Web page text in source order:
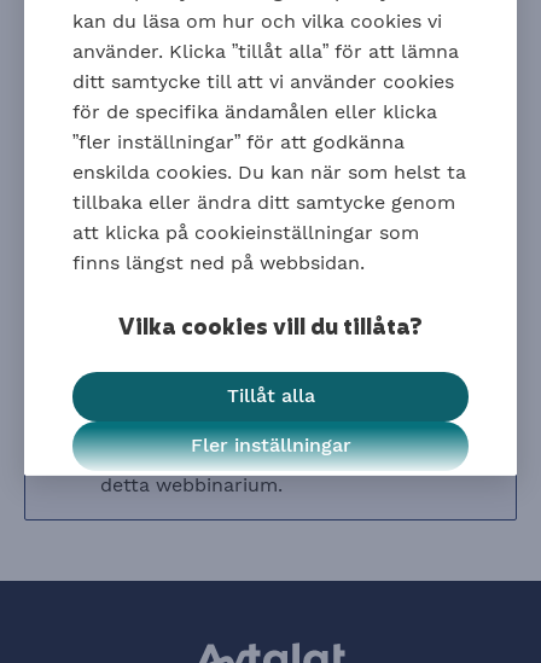
pension.
Kostnad
Kostnadsfritt.
Inspelning
Cirka 11 minuter
Se inspelningen här
Det finns inga kommande tillfällen för
detta webbinarium.
kan du läsa om hur och vilka cookies vi
använder. Klicka ”tillåt alla” för att lämna
ditt samtycke till att vi använder cookies
för de specifika ändamålen eller klicka
”fler inställningar” för att godkänna
enskilda cookies. Du kan när som helst ta
tillbaka eller ändra ditt samtycke genom
att klicka på cookieinställningar som
finns längst ned på webbsidan.
Vilka cookies vill du tillåta?
Tillåt alla
Fler inställningar